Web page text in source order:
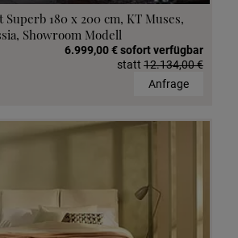
180 x 200 cm, KT Muses,
Showroom Modell
6.999,00 € sofort verfügbar
statt 12.134,00 €
Anfrage